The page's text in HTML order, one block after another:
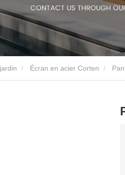
leader de l'industrie des produits de jardin et
Série Bois-Plastique
Clôture composite
Écran en acier Corten